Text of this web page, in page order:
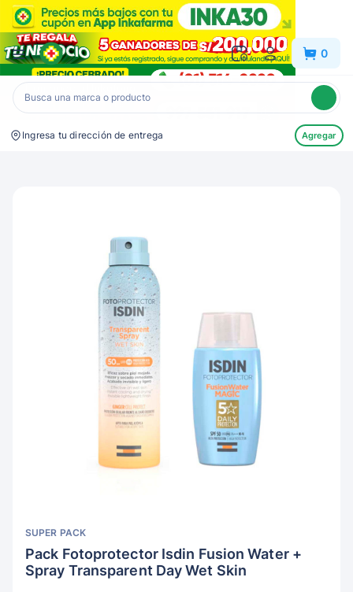
Inkafarma 0
Ingresa tu dirección de entrega Agregar
SUPER PACK
Pack Fotoprotector Isdin Fusion Water +
Spray Transparent Day Wet Skin